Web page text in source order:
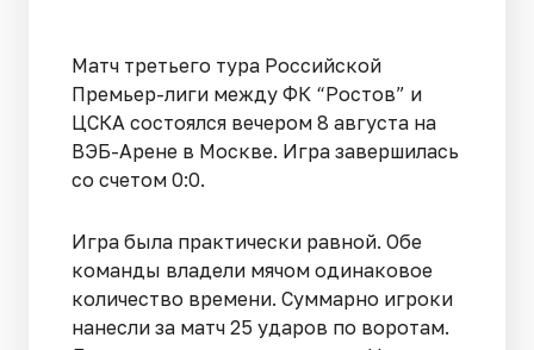
Матч третьего тура Российской
Премьер-лиги между ФК “Ростов” и
ЦСКА состоялся вечером 8 августа на
ВЭБ-Арене в Москве. Игра завершилась
со счетом 0:0.
Игра была практически равной. Обе
команды владели мячом одинаковое
количество времени. Суммарно игроки
нанесли за матч 25 ударов по воротам.